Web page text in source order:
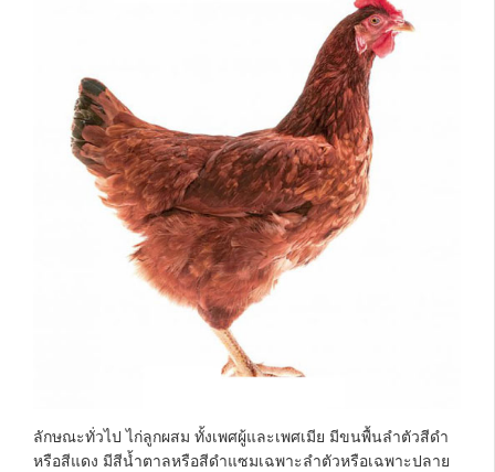
ลักษณะทั่วไป ไก่ลูกผสม ทั้งเพศผู้และเพศเมีย มีขนพื้นลำตัวสีดำ
หรือสีแดง มีสีน้ำตาลหรือสีดำแซมเฉพาะลำตัวหรือเฉพาะปลาย